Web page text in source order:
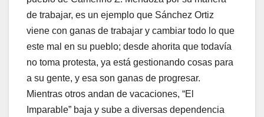
de trabajar, es un ejemplo que Sánchez Ortiz
viene con ganas de trabajar y cambiar todo lo que
este mal en su pueblo; desde ahorita que todavía
no toma protesta, ya está gestionando cosas para
a su gente, y esa son ganas de progresar.
Mientras otros andan de vacaciones, “El
Imparable” baja y sube a diversas dependencia